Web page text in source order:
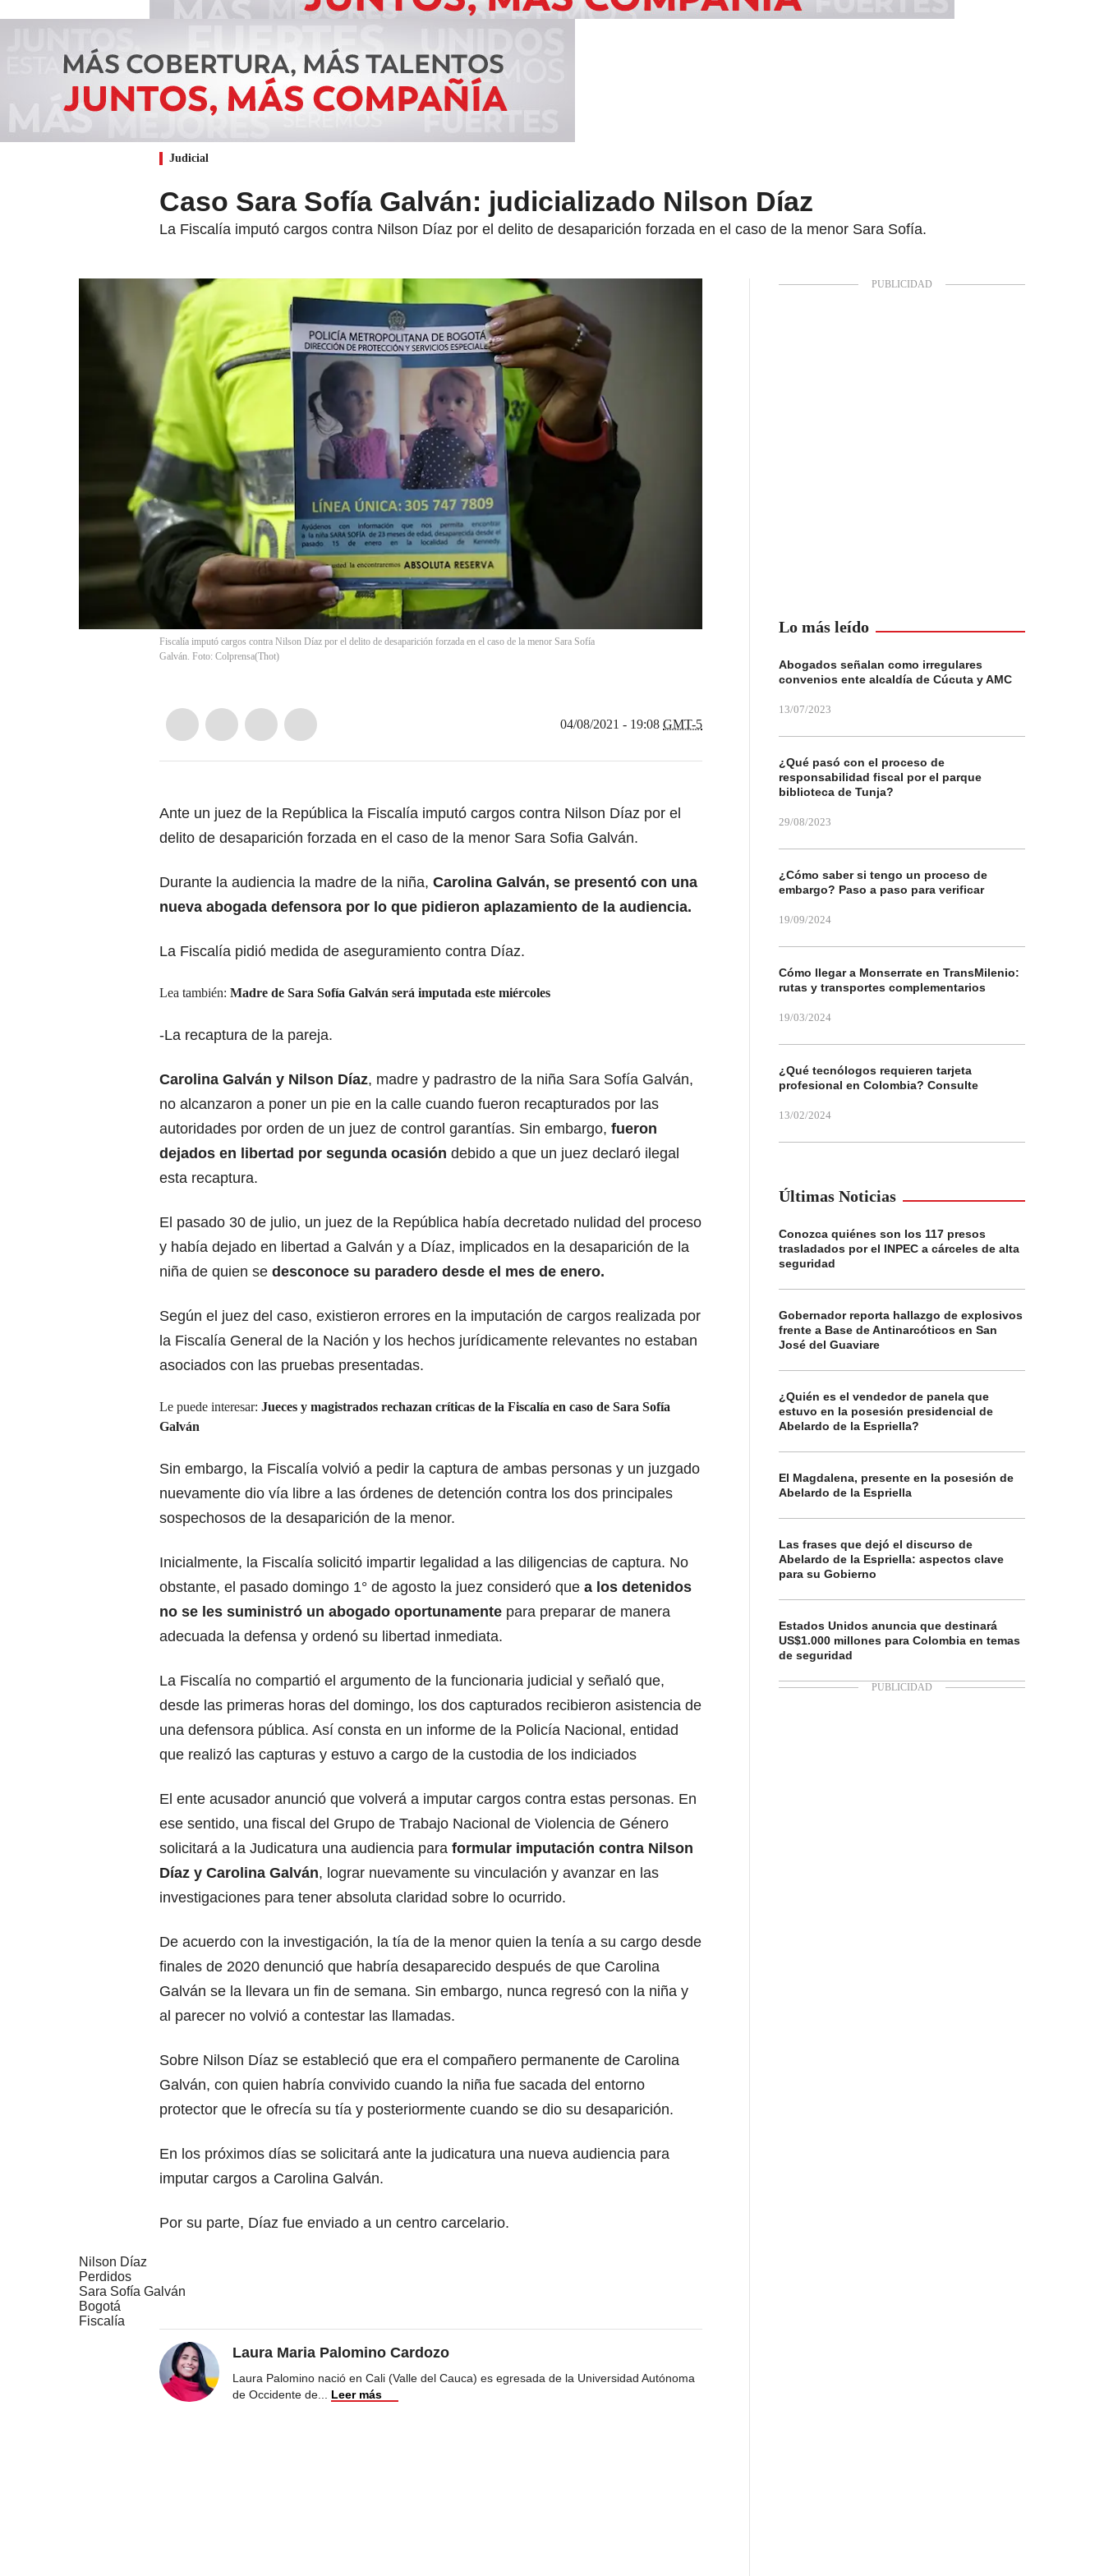
Judicial
Caso Sara Sofía Galván: judicializado Nilson Díaz
La Fiscalía imputó cargos contra Nilson Díaz por el delito de desaparición forzada en el caso de la menor Sara Sofía.
Fiscalía imputó cargos contra Nilson Díaz por el delito de desaparición forzada en el caso de la menor Sara Sofía
Galván. Foto: Colprensa(Thot)
04/08/2021 - 19:08 GMT-5
Ante un juez de la República la Fiscalía imputó cargos contra Nilson Díaz por el
delito de desaparición forzada en el caso de la menor Sara Sofia Galván.
Durante la audiencia la madre de la niña, Carolina Galván, se presentó con una
nueva abogada defensora por lo que pidieron aplazamiento de la audiencia.
La Fiscalía pidió medida de aseguramiento contra Díaz.
Lea también: Madre de Sara Sofía Galván será imputada este miércoles
-La recaptura de la pareja.
Carolina Galván y Nilson Díaz, madre y padrastro de la niña Sara Sofía Galván,
no alcanzaron a poner un pie en la calle cuando fueron recapturados por las
autoridades por orden de un juez de control garantías. Sin embargo, fueron
dejados en libertad por segunda ocasión debido a que un juez declaró ilegal
esta recaptura.
El pasado 30 de julio, un juez de la República había decretado nulidad del proceso
y había dejado en libertad a Galván y a Díaz, implicados en la desaparición de la
niña de quien se desconoce su paradero desde el mes de enero.
Según el juez del caso, existieron errores en la imputación de cargos realizada por
la Fiscalía General de la Nación y los hechos jurídicamente relevantes no estaban
asociados con las pruebas presentadas.
Le puede interesar: Jueces y magistrados rechazan críticas de la Fiscalía en caso de Sara Sofía
Galván
Sin embargo, la Fiscalía volvió a pedir la captura de ambas personas y un juzgado
nuevamente dio vía libre a las órdenes de detención contra los dos principales
sospechosos de la desaparición de la menor.
Inicialmente, la Fiscalía solicitó impartir legalidad a las diligencias de captura. No
obstante, el pasado domingo 1° de agosto la juez consideró que a los detenidos
no se les suministró un abogado oportunamente para preparar de manera
adecuada la defensa y ordenó su libertad inmediata.
La Fiscalía no compartió el argumento de la funcionaria judicial y señaló que,
desde las primeras horas del domingo, los dos capturados recibieron asistencia de
una defensora pública. Así consta en un informe de la Policía Nacional, entidad
que realizó las capturas y estuvo a cargo de la custodia de los indiciados
El ente acusador anunció que volverá a imputar cargos contra estas personas. En
ese sentido, una fiscal del Grupo de Trabajo Nacional de Violencia de Género
solicitará a la Judicatura una audiencia para formular imputación contra Nilson
Díaz y Carolina Galván, lograr nuevamente su vinculación y avanzar en las
investigaciones para tener absoluta claridad sobre lo ocurrido.
De acuerdo con la investigación, la tía de la menor quien la tenía a su cargo desde
finales de 2020 denunció que habría desaparecido después de que Carolina
Galván se la llevara un fin de semana. Sin embargo, nunca regresó con la niña y
al parecer no volvió a contestar las llamadas.
Sobre Nilson Díaz se estableció que era el compañero permanente de Carolina
Galván, con quien habría convivido cuando la niña fue sacada del entorno
protector que le ofrecía su tía y posteriormente cuando se dio su desaparición.
En los próximos días se solicitará ante la judicatura una nueva audiencia para
imputar cargos a Carolina Galván.
Por su parte, Díaz fue enviado a un centro carcelario.
Nilson Díaz
Perdidos
Sara Sofía Galván
Bogotá
Fiscalía
Laura Maria Palomino Cardozo
Laura Palomino nació en Cali (Valle del Cauca) es egresada de la Universidad Autónoma
de Occidente de
Leer más
Lo más leído
Abogados señalan como irregulares
convenios ente alcaldía de Cúcuta y AMC
13/07/2023
¿Qué pasó con el proceso de
responsabilidad fiscal por el parque
biblioteca de Tunja?
29/08/2023
¿Cómo saber si tengo un proceso de
embargo? Paso a paso para verificar
19/09/2024
Cómo llegar a Monserrate en TransMilenio:
rutas y transportes complementarios
19/03/2024
¿Qué tecnólogos requieren tarjeta
profesional en Colombia? Consulte
13/02/2024
Últimas Noticias
Conozca quiénes son los 117 presos
trasladados por el INPEC a cárceles de alta
seguridad
Gobernador reporta hallazgo de explosivos
frente a Base de Antinarcóticos en San
José del Guaviare
¿Quién es el vendedor de panela que
estuvo en la posesión presidencial de
Abelardo de la Espriella?
El Magdalena, presente en la posesión de
Abelardo de la Espriella
Las frases que dejó el discurso de
Abelardo de la Espriella: aspectos clave
para su Gobierno
Estados Unidos anuncia que destinará
US$1.000 millones para Colombia en temas
de seguridad